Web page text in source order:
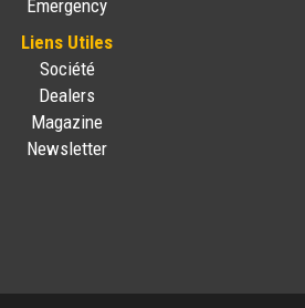
Emergency
Liens Utiles
Société
Dealers
Magazine
Newsletter